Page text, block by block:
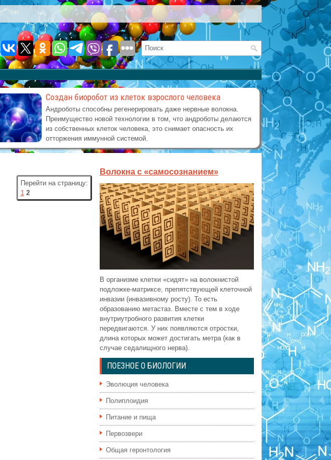
Создан биоробот из клеток взрослого человека
Андроботы способны регенерировать даже нервные волокна.
Преимущество новой технологии в том, что андроботы делаются
из собственных клеток человека, это снимает опасность их
отторжения иммунной системой.
Перейти на страницу:
1 2
Волокна с «самосознанием»
В организме клетки «сидят» на волокнистой
подложке-матриксе, препятствующей клеточной
инвазии (инвазивному росту). То есть
образованию метастаз. Вместе с тем в ходе
внутриутробного развития клетки
передвигаются. У них появляются отростки,
длина которых может достигать метра (как в
случае седалищного нерва).
ПОЕЗНОЕ О БИОЛОГИИ
Эволюция человека
Полиплоидия
Питание и пища
Первозвери
Общая геронтология